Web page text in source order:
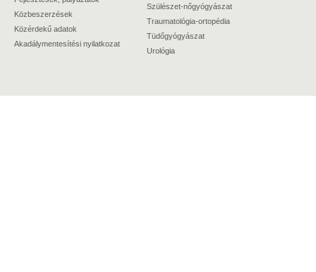
Közbeszerzések
Közérdekű adatok
Akadálymentesítési nyilatkozat
Szülészet-nőgyógyászat
Traumatológia-ortopédia
Tüdőgyógyászat
Urológia